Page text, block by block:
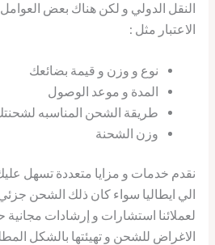
النقل الدولي و لكن هناك بعض
الاعتبار مثل :
نوع و وزن و قيمة بضائعك
المدة و موعد الوصول
طريقة الشحن المناسبه
وزن الشحنة
نقدم خدمات و مزايا متعددة تسهل
الي ايطاليا سواء كان ذلك الشحن
لعملائنا استشارات و إرشادات مجانية
الاغراض للشحن و تهيئتها بالشكل